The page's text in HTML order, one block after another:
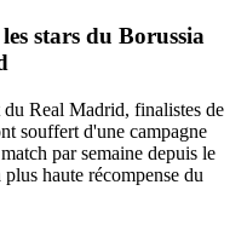
stars du Borussia
Real Madrid, finalistes de
souffert d'une campagne
par semaine depuis le
haute récompense du